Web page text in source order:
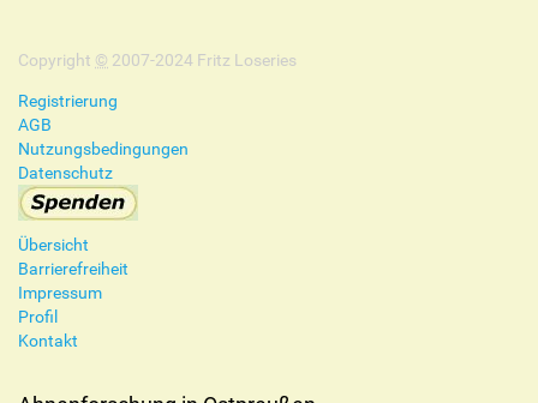
Copyright © 2007-2024 Fritz Loseries
Registrierung
AGB
Nutzungsbedingungen
Datenschutz
Übersicht
Barrierefreiheit
Impressum
Profil
Kontakt